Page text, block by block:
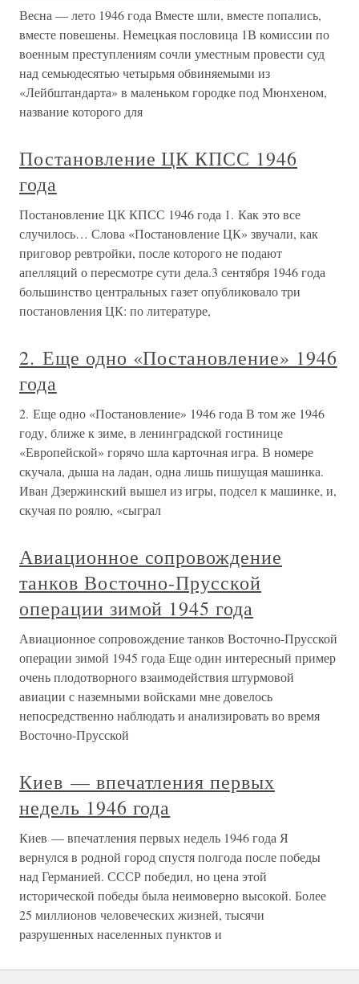
Весна — лето 1946 года Вместе шли, вместе попались,
вместе повешены. Немецкая пословица 1В комиссии по
военным преступлениям сочли уместным провести суд
над семьюдесятью четырьмя обвиняемыми из
«Лейбштандарта» в маленьком городке под Мюнхеном,
название которого для
Постановление ЦК КПСС 1946
года
Постановление ЦК КПСС 1946 года 1. Как это все
случилось… Слова «Постановление ЦК» звучали, как
приговор ревтройки, после которого не подают
апелляций о пересмотре сути дела.3 сентября 1946 года
большинство центральных газет опубликовало три
постановления ЦК: по литературе,
2. Еще одно «Постановление» 1946
года
2. Еще одно «Постановление» 1946 года В том же 1946
году, ближе к зиме, в ленинградской гостинице
«Европейской» горячо шла карточная игра. В номере
скучала, дыша на ладан, одна лишь пишущая машинка.
Иван Дзержинский вышел из игры, подсел к машинке, и,
скучая по роялю, «сыграл
Авиационное сопровождение
танков Восточно-Прусской
операции зимой 1945 года
Авиационное сопровождение танков Восточно-Прусской
операции зимой 1945 года Еще один интересный пример
очень плодотворного взаимодействия штурмовой
авиации с наземными войсками мне довелось
непосредственно наблюдать и анализировать во время
Восточно-Прусской
Киев — впечатления первых
недель 1946 года
Киев — впечатления первых недель 1946 года Я
вернулся в родной город спустя полгода после победы
над Германией. СССР победил, но цена этой
исторической победы была неимоверно высокой. Более
25 миллионов человеческих жизней, тысячи
разрушенных населенных пунктов и